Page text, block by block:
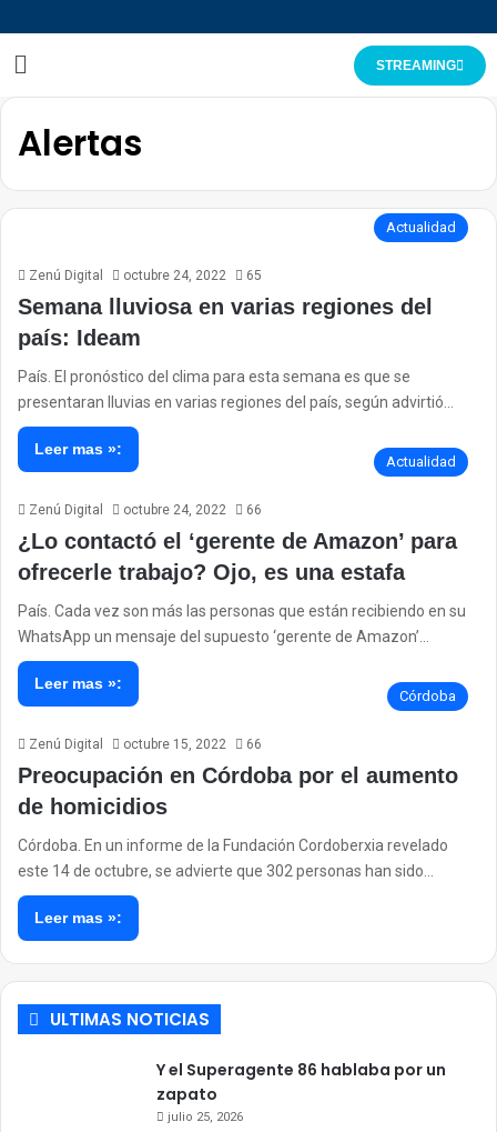
STREAMING
Alertas
Actualidad
Zenú Digital octubre 24, 2022 65
Semana lluviosa en varias regiones del
país: Ideam
País. El pronóstico del clima para esta semana es que se
presentaran lluvias en varias regiones del país, según advirtió…
Leer mas »:
Actualidad
Zenú Digital octubre 24, 2022 66
¿Lo contactó el ‘gerente de Amazon’ para
ofrecerle trabajo? Ojo, es una estafa
País. Cada vez son más las personas que están recibiendo en su
WhatsApp un mensaje del supuesto ‘gerente de Amazon’…
Leer mas »:
Córdoba
Zenú Digital octubre 15, 2022 66
Preocupación en Córdoba por el aumento
de homicidios
Córdoba. En un informe de la Fundación Cordoberxia revelado
este 14 de octubre, se advierte que 302 personas han sido…
Leer mas »:
ULTIMAS NOTICIAS
Y el Superagente 86 hablaba por un
zapato
julio 25, 2026